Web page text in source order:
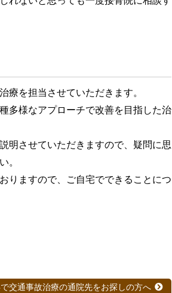
を担当させていただきます。
多様なアプローチで改善を目指した治
明させていただきますので、疑問に思
。
りますので、ご自宅でできることにつ
交通事故治療の通院先をお探しの方へ